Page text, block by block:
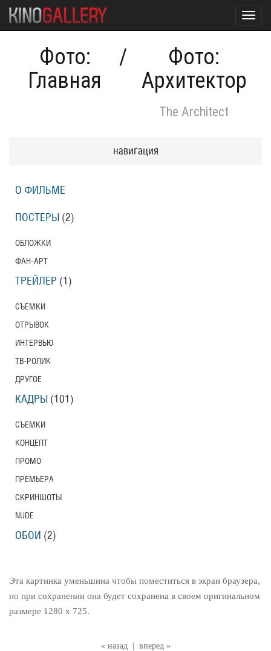
Фото:
Главная
/
Фото:
Архитектор
The Architect
« назад
вперед »
Эта картинка уменьшина чтобы поместиться в экран браузера,
но при сохранении она будет сохранена в своем оригинальном
размере 1280 x 725.
навигация
О ФИЛЬМЕ
ПОСТЕРЫ (2)
ОБЛОЖКИ
ФАН-АРТ
ТРЕЙЛЕР (1)
СЪЕМКИ
ОТРЫВОК
ИНТЕРВЬЮ
ТВ-РОЛИК
ДРУГОЕ
КАДРЫ (101)
СЪЕМКИ
КОНЦЕПТ
ПРОМО
ПРЕМЬЕРА
СКРИНШОТЫ
NUDE
ОБОИ (2)